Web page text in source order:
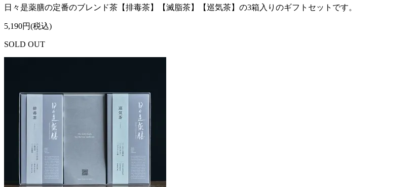
日々是薬膳の定番のブレンド茶【排毒茶】【滅脂茶】【巡気茶】の3箱入りのギフトセットです。
5,190円(税込)
SOLD OUT